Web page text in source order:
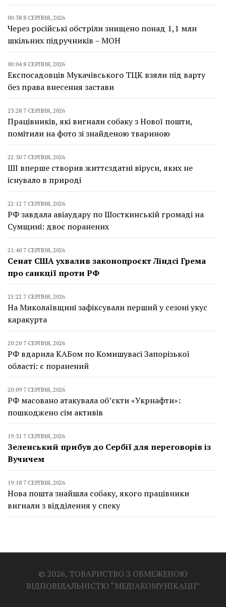
00:38 8 СЕРПНЯ, 2026
Через російські обстріли знищено понад 1,1 млн
шкільних підручників – МОН
00:04 8 СЕРПНЯ, 2026
Експосадовців Мукачівського ТЦК взяли під варту
без права внесення застави
23:28 7 СЕРПНЯ, 2026
Працівників, які вигнали собаку з Нової пошти,
помітили на фото зі знайденою твариною
22:50 7 СЕРПНЯ, 2026
ШІ вперше створив життєздатні віруси, яких не
існувало в природі
22:12 7 СЕРПНЯ, 2026
РФ завдала авіаудару по Шосткинській громаді на
Сумщині: двоє поранених
21:40 7 СЕРПНЯ, 2026
Сенат США ухвалив законопроєкт Ліндсі Грема
про санкції проти РФ
21:22 7 СЕРПНЯ, 2026
На Миколаївщині зафіксували перший у сезоні укус
каракурта
20:20 7 СЕРПНЯ, 2026
РФ вдарила КАБом по Комишувасі Запорізької
області: є поранений
20:09 7 СЕРПНЯ, 2026
РФ масовано атакувала об’єкти «Укрнафти»:
пошкоджено сім активів
19:31 7 СЕРПНЯ, 2026
Зеленський прибув до Сербії для переговорів із
Вучичем
19:18 7 СЕРПНЯ, 2026
Нова пошта знайшла собаку, якого працівники
вигнали з відділення у спеку
© 2026, ТОВАРИСТВО З ОБМЕЖЕНОЮ
ВІДПОВІДАЛЬНІСТЮ “МЕДІАКОМУНІКАЦІЇ”